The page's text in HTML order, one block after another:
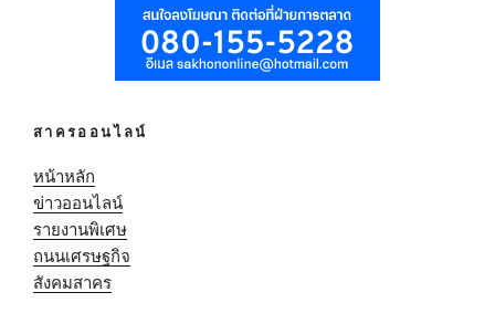
สาครออนไลน์
หน้าหลัก
ข่าวออนไลน์
รายงานพิเศษ
ถนนเศรษฐกิจ
สังคมสาคร